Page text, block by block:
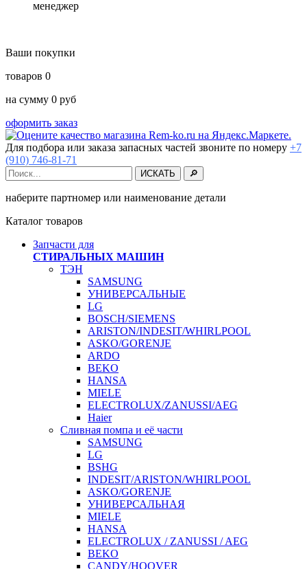
менеджер
Ваши покупки
товаров 0
на сумму 0 руб
оформить заказ
Для подбора или заказа запасных частей звоните по номеру +7
(910) 746-81-71
наберите партномер или наименование детали
Каталог товаров
Запчасти для
СТИРАЛЬНЫХ МАШИН
ТЭН
SAMSUNG
УНИВЕРСАЛЬНЫЕ
LG
BOSCH/SIEMENS
ARISTON/INDESIT/WHIRLPOOL
ASKO/GORENJE
ARDO
BEKO
HANSA
MIELE
ELECTROLUX/ZANUSSI/AEG
Haier
Сливная помпа и её части
SAMSUNG
LG
BSHG
INDESIT/ARISTON/WHIRLPOOL
ASKO/GORENJE
УНИВЕРСАЛЬНАЯ
MIELE
HANSA
ELECTROLUX / ZANUSSI / AEG
BEKO
CANDY/HOOVER